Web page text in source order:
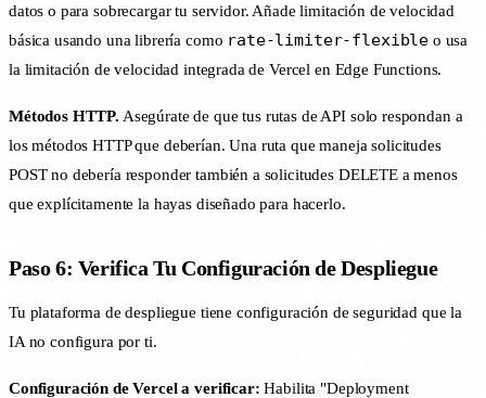
datos o para sobrecargar tu servidor. Añade limitación de velocidad
básica usando una librería como rate-limiter-flexible o usa
la limitación de velocidad integrada de Vercel en Edge Functions.
Métodos HTTP. Asegúrate de que tus rutas de API solo respondan a
los métodos HTTP que deberían. Una ruta que maneja solicitudes
POST no debería responder también a solicitudes DELETE a menos
que explícitamente la hayas diseñado para hacerlo.
Paso 6: Verifica Tu Configuración de Despliegue
Tu plataforma de despliegue tiene configuración de seguridad que la
IA no configura por ti.
Configuración de Vercel a verificar: Habilita "Deployment